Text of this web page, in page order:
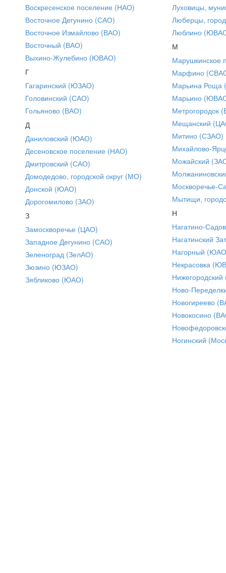
Воскресенское поселение (НАО)
Восточное Дегунино (САО)
Восточное Измайлово (ВАО)
Восточный (ВАО)
Выхино-Жулебино (ЮВАО)
Г
Гагаринский (ЮЗАО)
Головинский (САО)
Гольяново (ВАО)
Д
Даниловский (ЮАО)
Десеновское поселение (НАО)
Дмитровский (САО)
Домодедово, городской округ (МО)
Донской (ЮАО)
Дорогомилово (ЗАО)
З
Замоскворечье (ЦАО)
Западное Дегунино (САО)
Зеленоград (ЗелАО)
Зюзино (ЮЗАО)
Зябликово (ЮАО)
Луховицы,
Люберцы,
Люблино
М
Марушкинское
Марфино
Марьина Роща
Марьино
Метрогородок
Мещанский
Митино (СЗАО)
Михайлово-
Можайский
Москворечье-
Мытищи,
Н
Нагатино-
Нагатинский
Нагорный
Некрасовка
Ново-
Новогиреево
Новокосино
Ногинский